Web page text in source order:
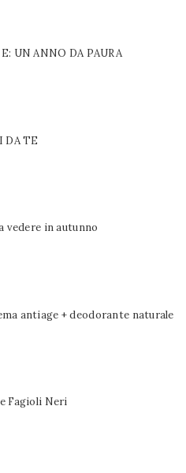
UN ANNO DA PAURA
DA TE
vedere in autunno
antiage + deodorante naturale
Fagioli Neri